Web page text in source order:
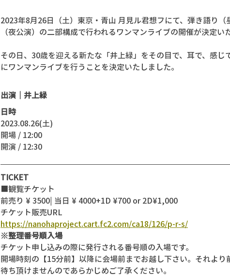
2023年8月26日（土）東京・青山 月見ル君想フにて、弾き語り
（夜公演）の二部構成で行われるワンマンライブの開催が決定い
その日、30歳を迎える新たな「井上緑」をその目で、耳で、感じ
にワンマンライブを行うことを決定いたしました。
出演｜井上緑
日時
2023.08.26(土)
開場 / 12:00
開演 / 12:30
TICKET
■観覧チケット
前売り ¥ 3500| 当日 ¥ 4000+1D ¥700 or 2D¥1,000
チケット販売URL
https://nanohaproject.cart.fc2.com/ca18/126/p-r-s/
※整理番号順入場
チケット申し込みの際に発行される番号順の入場です。
開場時刻の【15分前】以降に会場前までお越し下さい。それより
待ち頂けませんのであらかじめご了承ください。